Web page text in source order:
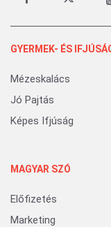
GYERMEK- ÉS
Mézeskalács
Jó Pajtás
Képes Ifjúság
MAGYAR SZÓ
Előfizetés
Marketing